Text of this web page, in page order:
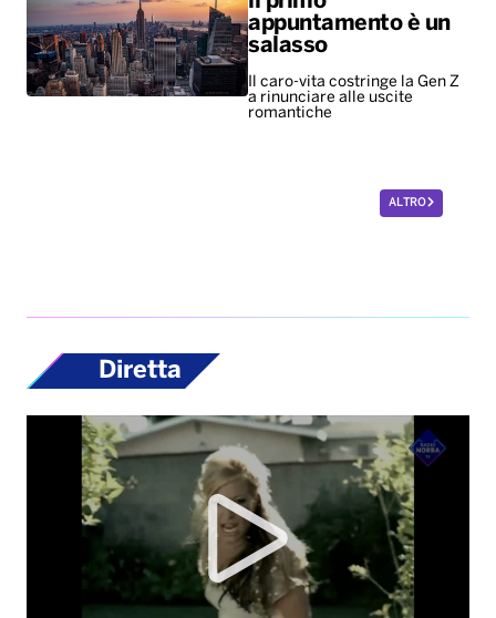
appuntamento è un
salasso
Il caro-vita costringe la Gen Z
a rinunciare alle uscite
romantiche
ALTRO
Diretta